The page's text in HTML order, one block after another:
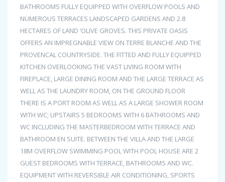
BATHROOMS FULLY EQUIPPED WITH OVERFLOW POOLS AND
NUMEROUS TERRACES LANDSCAPED GARDENS AND 2.8
HECTARES OF LAND ‘OLIVE GROVES. THIS PRIVATE OASIS
OFFERS AN IMPREGNABLE VIEW ON TERRE BLANCHE AND THE
PROVENCAL COUNTRYSIDE. THE FITTED AND FULLY EQUIPPED
KITCHEN OVERLOOKING THE VAST LIVING ROOM WITH
FIREPLACE, LARGE DINING ROOM AND THE LARGE TERRACE AS
WELL AS THE LAUNDRY ROOM, ON THE GROUND FLOOR
THERE IS A PORT ROOM AS WELL AS A LARGE SHOWER ROOM
WITH WC; UPSTAIRS 5 BEDROOMS WITH 6 BATHROOMS AND
WC INCLUDING THE MASTERBEDROOM WITH TERRACE AND
BATHROOM EN SUITE. BETWEEN THE VILLA AND THE LARGE
18M OVERFLOW SWIMMING POOL WITH POOL HOUSE ARE 2
GUEST BEDROOMS WITH TERRACE, BATHROOMS AND WC.
EQUIPMENT WITH REVERSIBLE AIR CONDITIONING, SPORTS